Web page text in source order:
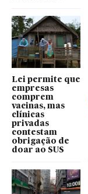
Lei permite que
empresas
comprem
vacinas, mas
clínicas
privadas
contestam
obrigação de
doar ao SUS